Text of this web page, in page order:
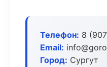
Телефон: 8
Email:
Город: Сургут